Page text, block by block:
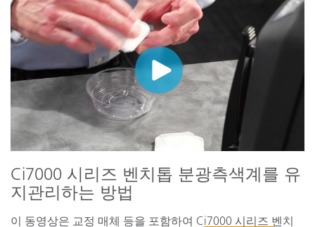
Ci7000 시리즈 벤치톱 분광측색계를 유
지관리하는 방법
이 동영상은 교정 매체 등을 포함하여 Ci7000 시리즈 벤치